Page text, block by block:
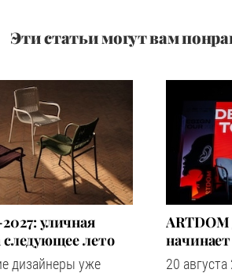
Эти статьи могут вам
уличная
следующее лето
дизайнеры уже
20